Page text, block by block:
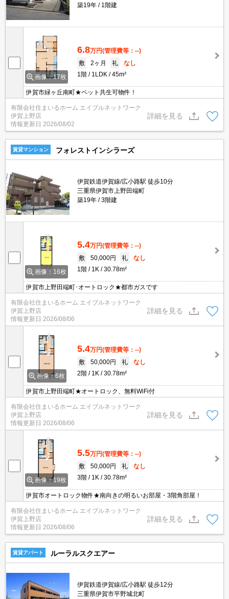
築19年
1階建
画像：17枚
6.8万円(管理費等：--)
敷
2ヶ月 礼
なし
1階
1LDK 45m²
伊賀市緑ヶ丘南町★ペット共生可物件！
有限会社住まいるホーム エイブルネットワーク
伊賀上野店
情報更新日 2026/08/02
詳細を見る
賃貸マンション フォレストインシラーズ
伊賀鉄道伊賀線/広小路駅 徒歩10分
三重県伊賀市上野田端町
築19年
3階建
画像：16枚
5.4万円(管理費等：--)
敷
50,000円 礼
なし
1階
1K 30.78m²
伊賀市上野田端町･オートロック★都市ガスです
有限会社住まいるホーム エイブルネットワーク
伊賀上野店
情報更新日 2026/08/06
詳細を見る
画像：6枚
5.4万円(管理費等：--)
敷
50,000円 礼
なし
2階
1K 30.78m²
伊賀市上野田端町★オートロック、無料WiFi付
有限会社住まいるホーム エイブルネットワーク
伊賀上野店
情報更新日 2026/08/06
詳細を見る
画像：19枚
5.5万円(管理費等：--)
敷
50,000円 礼
なし
3階
1K 30.78m²
伊賀市オートロック物件★南向きの明るいお部屋・3階角部屋！
有限会社住まいるホーム エイブルネットワーク
伊賀上野店
情報更新日 2026/08/06
詳細を見る
賃貸アパート ルーラルスクエアー
伊賀鉄道伊賀線/広小路駅 徒歩12分
三重県伊賀市平野城北町